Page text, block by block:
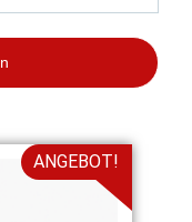
ANGEBOT!